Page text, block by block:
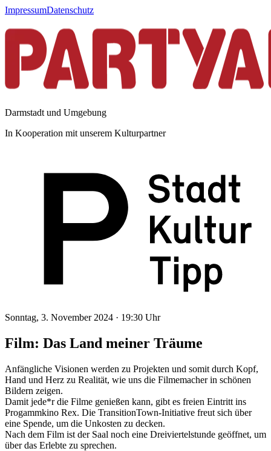
ImpressumDatenschutz
Darmstadt und Umgebung
In Kooperation mit unserem Kulturpartner
Sonntag, 3. November 2024 · 19:30 Uhr
Film: Das Land meiner Träume
Anfängliche Visionen werden zu Projekten und somit durch Kopf,
Hand und Herz zu Realität, wie uns die Filmemacher in schönen
Bildern zeigen.
Damit jede*r die Filme genießen kann, gibt es freien Eintritt ins
Progammkino Rex. Die TransitionTown-Initiative freut sich über
eine Spende, um die Unkosten zu decken.
Nach dem Film ist der Saal noch eine Dreiviertelstunde geöffnet, um
über das Erlebte zu sprechen.